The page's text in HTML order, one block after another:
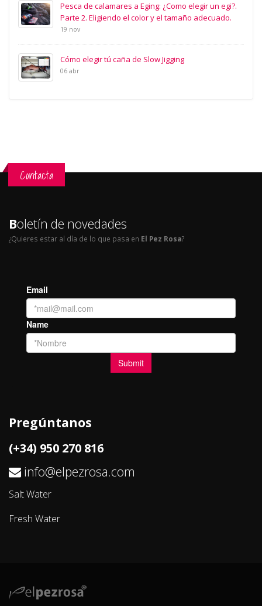
Pesca de calamares a Eging: ¿Como elegir un egi?.
Parte 2. Eligiendo el color y el tamaño adecuado.
19 nov
Cómo elegir tú caña de Slow Jigging
06 abr
Contacta
Boletín de novedades
¿Quieres estar al día de lo que pasa en El Pez Rosa?
Pregúntanos
(+34) 950 270 816
info@elpezrosa.com
Salt Water
Fresh Water